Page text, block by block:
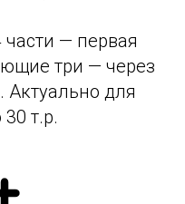
— первая
три — через
для
т.р.